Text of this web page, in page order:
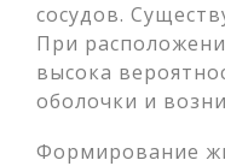
сосудов.
При
высока
оболочки и
Формирование